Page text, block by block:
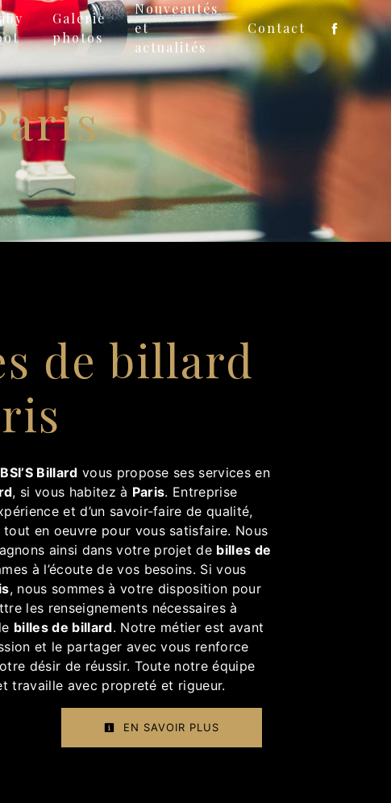
Galerie
photos
Nouveautés
et
actualités
Contact
de billard
Billard vous propose ses services en
, si vous habitez à Paris. Entreprise
et d’un savoir-faire de qualité,
tout en oeuvre pour vous satisfaire. Nous
ainsi dans votre projet de billes de
à l’écoute de vos besoins. Si vous
, nous sommes à votre disposition pour
les renseignements nécessaires à
billes de billard. Notre métier est avant
et le partager avec vous renforce
désir de réussir. Toute notre équipe
travaille avec propreté et rigueur.
EN SAVOIR PLUS